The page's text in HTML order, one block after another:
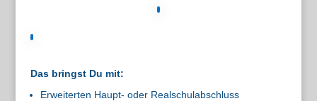
Das bringst Du mit:
Erweiterten Haupt- oder Realschulabschluss